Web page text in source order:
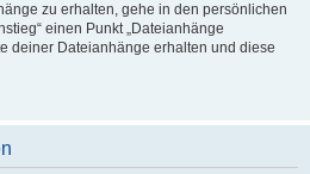
zu erhalten, gehe in den persönlichen
einen Punkt „Dateianhänge
deiner Dateianhänge erhalten und diese